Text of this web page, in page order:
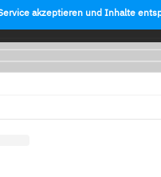
akzeptieren und Inhalte